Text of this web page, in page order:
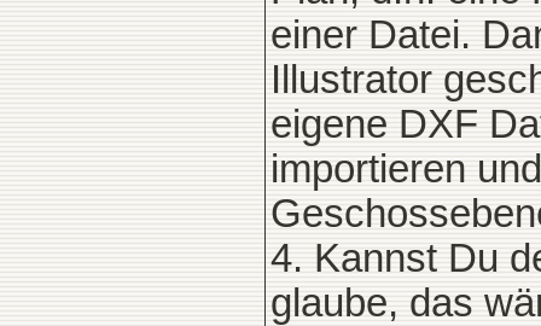
einer Datei.
Illustrator
eigene DXF
importieren
4. Kannst Du
glaube, das